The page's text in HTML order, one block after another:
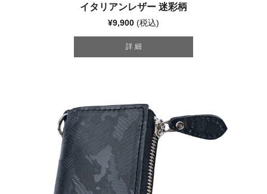
イタリアンレザー 迷彩柄
¥9,900 (税込)
詳 細